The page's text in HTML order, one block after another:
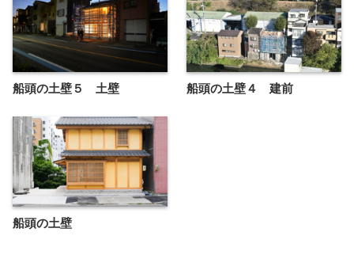
船頭の土壁５ 土壁 船頭の土壁４ 建前
船頭の土壁